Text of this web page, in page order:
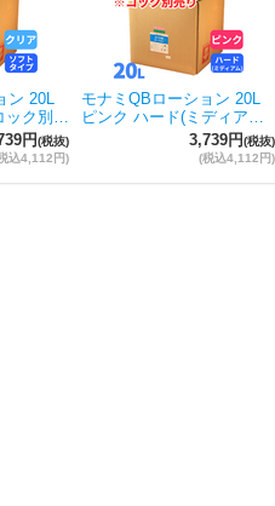
ン 20L
ック別…
円(税抜)
込4,112円)
モナミQBローション 20L
ピンク ハード(ミディア…
3,739円(税抜)
(税込4,112円)